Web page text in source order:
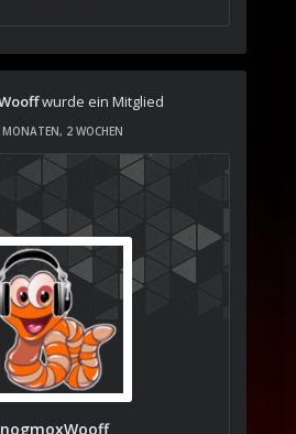
wurde ein Mitglied
2 WOCHEN